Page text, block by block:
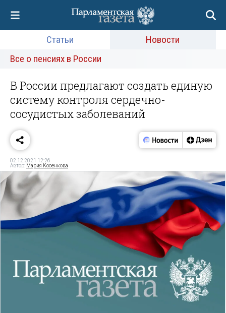
Статьи
Новости
Все о пенсиях в России
В России предлагают создать единую
систему контроля сердечно-
сосудистых заболеваний
02.12.2021 12:26
Автор: Мария Косенкова